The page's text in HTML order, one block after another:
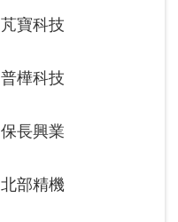
芃寶科技
普樺科技
保長興業
北部精機